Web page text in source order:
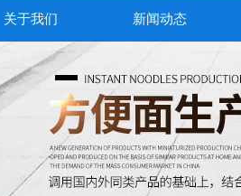
关于我们 新闻动态